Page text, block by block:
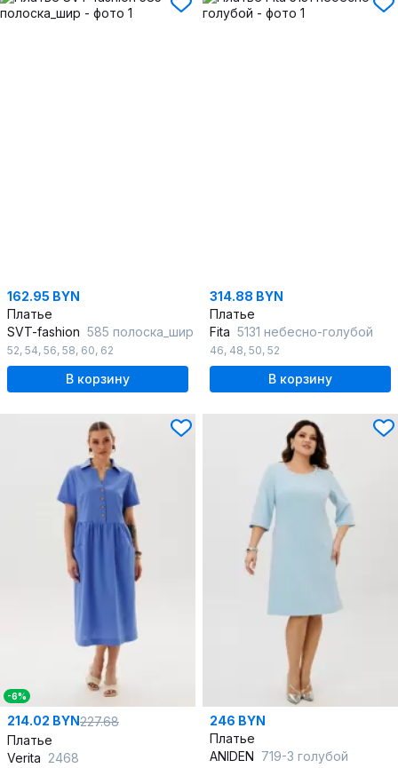
162.95 BYN
Платье
SVT-fashion 585 полоска_шир
52, 54, 56, 58, 60, 62
В корзину
314.88 BYN
Платье
Fita 5131 небесно-голубой
46, 48, 50, 52
В корзину
-6%
214.02 BYN227.68
Платье
Verita 2468
246 BYN
Платье
ANIDEN 719-3 голубой